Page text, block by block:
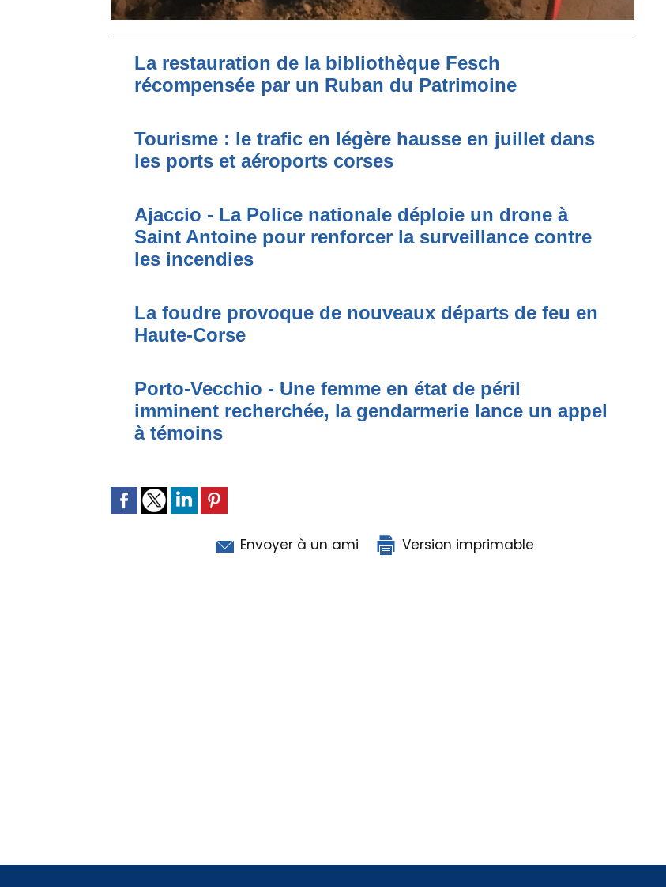
La restauration de la bibliothèque Fesch
récompensée par un Ruban du Patrimoine
Tourisme : le trafic en légère hausse en juillet dans
les ports et aéroports corses
Ajaccio - La Police nationale déploie un drone à
Saint Antoine pour renforcer la surveillance contre
les incendies
La foudre provoque de nouveaux départs de feu en
Haute-Corse
Porto-Vecchio - Une femme en état de péril
imminent recherchée, la gendarmerie lance un appel
à témoins
Envoyer à un ami Version imprimable